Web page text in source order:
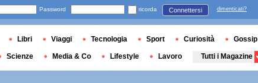
Password ricorda Connettersi dimenticati?
Libri Viaggi Tecnologia Sport Curiosità Gossip
Scienze Media & Co Lifestyle Lavoro Tutti i Magazine